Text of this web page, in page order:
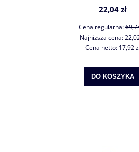
22,04 zł
Cena regularna:
Najniższa cena:
Cena netto: 17,92
DO KOSZYKA